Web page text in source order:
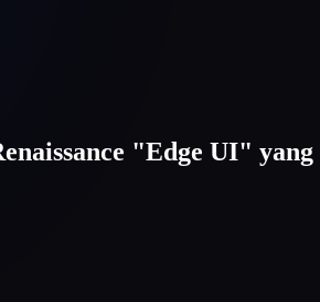
"Edge UI"